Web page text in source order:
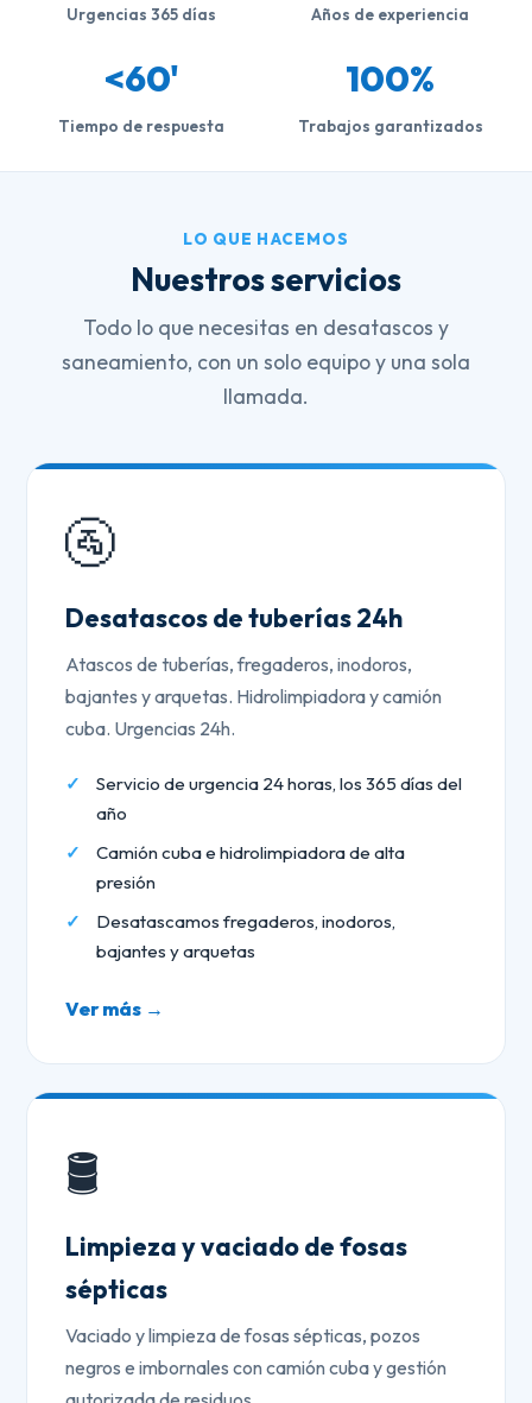
Urgencias 365 días Años de experiencia
<60'
Tiempo de respuesta
100%
Trabajos garantizados
LO QUE HACEMOS
Nuestros servicios
Todo lo que necesitas en desatascos y
saneamiento, con un solo equipo y una sola
llamada.
🚰
Desatascos de tuberías 24h
Atascos de tuberías, fregaderos, inodoros,
bajantes y arquetas. Hidrolimpiadora y camión
cuba. Urgencias 24h.
Servicio de urgencia 24 horas, los 365 días del
año
Camión cuba e hidrolimpiadora de alta
presión
Desatascamos fregaderos, inodoros,
bajantes y arquetas
Ver más →
🛢️
Limpieza y vaciado de fosas
sépticas
Vaciado y limpieza de fosas sépticas, pozos
negros e imbornales con camión cuba y gestión